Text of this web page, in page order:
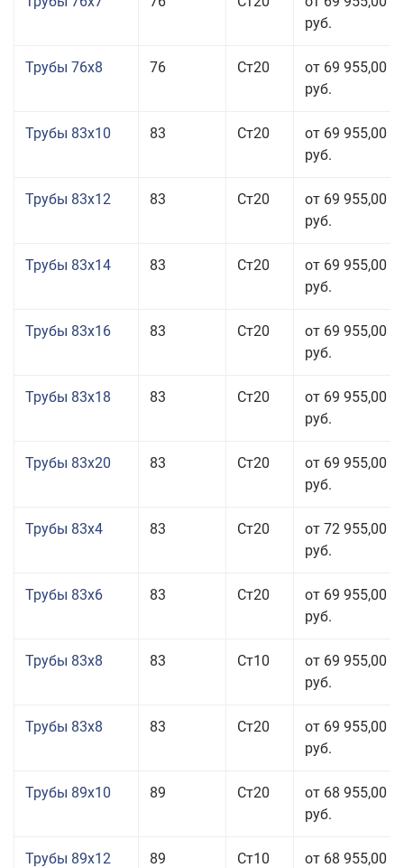
руб.
Трубы 76x8 76 Ст20
от 69 955,00
руб.
Трубы 83x10 83 Ст20
от 69 955,00
руб.
Трубы 83x12 83 Ст20
от 69 955,00
руб.
Трубы 83x14 83 Ст20
от 69 955,00
руб.
Трубы 83x16 83 Ст20
от 69 955,00
руб.
Трубы 83x18 83 Ст20
от 69 955,00
руб.
Трубы 83x20 83 Ст20
от 69 955,00
руб.
Трубы 83x4 83 Ст20
от 72 955,00
руб.
Трубы 83x6 83 Ст20
от 69 955,00
руб.
Трубы 83x8 83 Ст10
от 69 955,00
руб.
Трубы 83x8 83 Ст20
от 69 955,00
руб.
Трубы 89x10 89 Ст20
от 68 955,00
руб.
Трубы 89x12 89 Ст10
от 68 955,00